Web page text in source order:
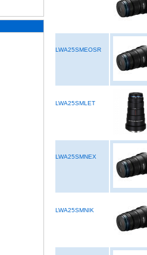
LWA25SMEOSR
LWA25SMLET
LWA25SMNEX
LWA25SMNIK